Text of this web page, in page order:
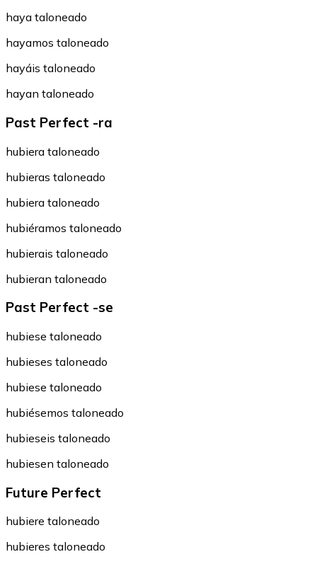
haya taloneado
hayamos taloneado
hayáis taloneado
hayan taloneado
Past Perfect -ra
hubiera taloneado
hubieras taloneado
hubiera taloneado
hubiéramos taloneado
hubierais taloneado
hubieran taloneado
Past Perfect -se
hubiese taloneado
hubieses taloneado
hubiese taloneado
hubiésemos taloneado
hubieseis taloneado
hubiesen taloneado
Future Perfect
hubiere taloneado
hubieres taloneado